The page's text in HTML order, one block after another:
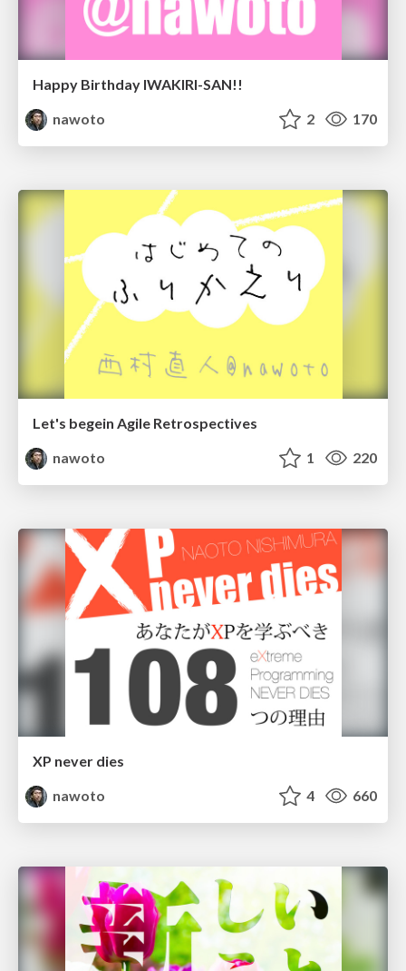
Happy Birthday IWAKIRI-SAN!!
nawoto
2 170
Let's begein Agile Retrospectives
nawoto
1 220
XP never dies
nawoto
4 660